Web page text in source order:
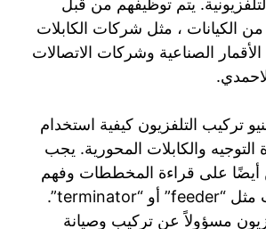
يتم توظيفهم من قبل
الكيانات ، مثل شركات الكابلات
الصناعية وشركات الاتصالات
تركيب التلفزيون كيفية استخدام
والكابلات المحورية. يجب
أيضًا على قراءة المخططات وفهم
معنى مصطلحات مثل “feeder” أو “terminator”.
مسؤولاً عن تركيب وصيانة